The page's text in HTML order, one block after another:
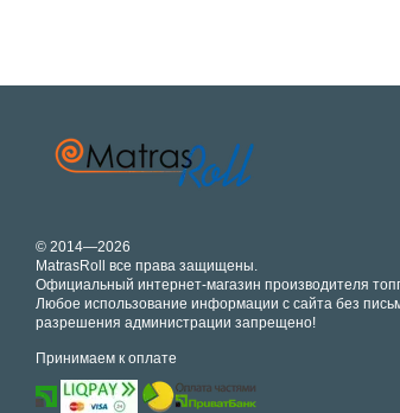
© 2014—2026
MatrasRoll все права защищены.
Официальный интернет-магазин производителя
Любое использование информации с сайта без
разрешения администрации запрещено!
Принимаем к оплате